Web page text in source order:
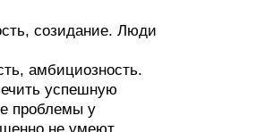
созидание. Люди
амбициозность.
успешную
проблемы у